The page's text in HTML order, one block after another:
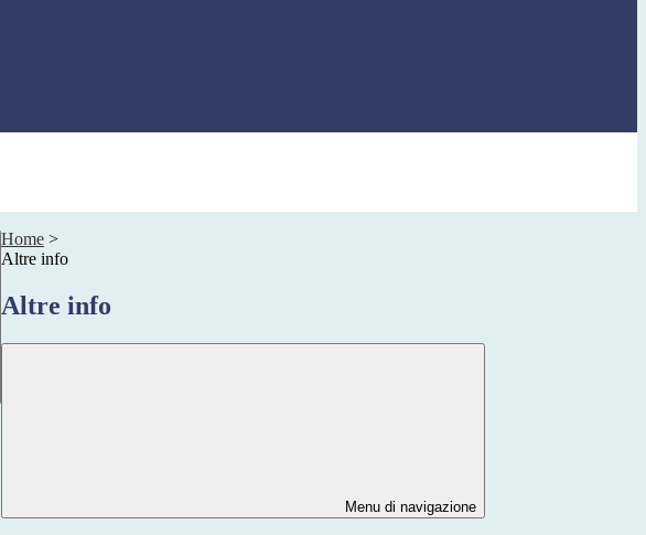
Home >
Altre info
Altre info
Menu di navigazione